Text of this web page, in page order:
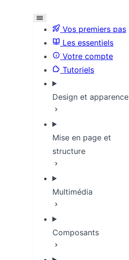
Vos premiers pas
Les essentiels
Votre compte
Tutoriels
Design et apparence
Mise en page et
structure
Multimédia
Composants